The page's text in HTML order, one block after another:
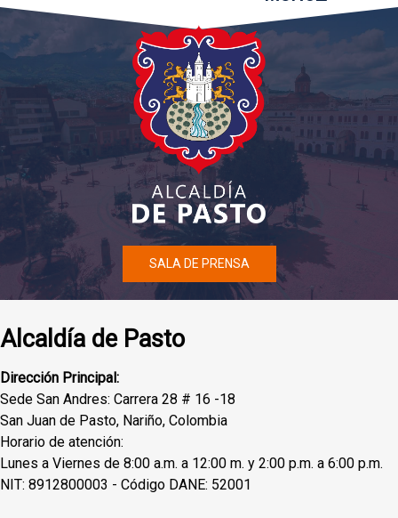
SALA DE PRENSA
Alcaldía de Pasto
Dirección Principal:
Sede San Andres: Carrera 28 # 16 -18
San Juan de Pasto, Nariño, Colombia
Horario de atención:
Lunes a Viernes de 8:00 a.m. a 12:00 m. y 2:00 p.m. a 6:00 p.m.
NIT: 8912800003 - Código DANE: 52001